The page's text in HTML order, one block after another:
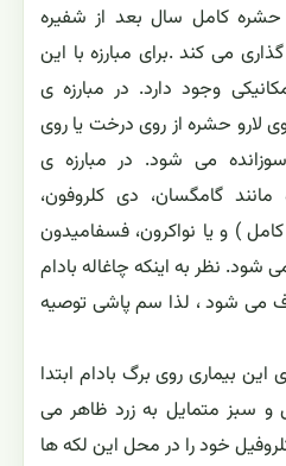
کامل سال بعد از شفیره
می کند .برای مبارزه با این
وجود دارد. در مبارزه ی
لارو حشره از روی درخت یا روی
می شود. در مبارزه ی
گامگسان، دی کلروفون،
) و یا نواکرون، فسفامیدون
شود. نظر به اینکه چاغاله بادام
می شود ، لذا سم پاشی توصیه
بیماری روی برگ بادام ابتدا
سبز متمایل به زرد ظاهر می
خود را در محل این لکه ها